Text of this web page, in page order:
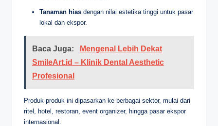
Tanaman hias dengan nilai estetika tinggi untuk pasar
lokal dan ekspor.
Baca Juga:
Mengenal Lebih Dekat
SmileArt.id – Klinik Dental Aesthetic
Profesional
Produk-produk ini dipasarkan ke berbagai sektor, mulai dari
ritel, hotel, restoran, event organizer, hingga pasar ekspor
internasional.